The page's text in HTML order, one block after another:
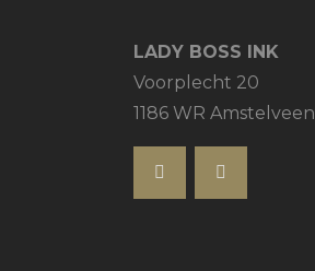
LADY BOSS INK
Voorplecht 20
1186 WR Amstelveen